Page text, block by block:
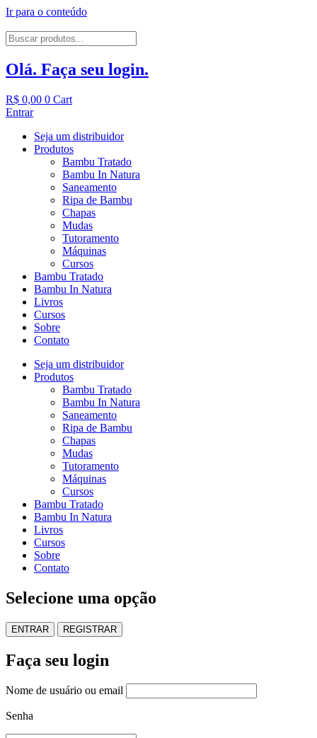
Ir para o conteúdo
Olá. Faça seu login.
R$ 0,00 0 Cart
Entrar
Seja um distribuidor
Produtos
Bambu Tratado
Bambu In Natura
Saneamento
Ripa de Bambu
Chapas
Mudas
Tutoramento
Máquinas
Cursos
Bambu Tratado
Bambu In Natura
Livros
Cursos
Sobre
Contato
Seja um distribuidor
Produtos
Bambu Tratado
Bambu In Natura
Saneamento
Ripa de Bambu
Chapas
Mudas
Tutoramento
Máquinas
Cursos
Bambu Tratado
Bambu In Natura
Livros
Cursos
Sobre
Contato
Selecione uma opção
ENTRAR REGISTRAR
Faça seu login
Nome de usuário ou email
Senha